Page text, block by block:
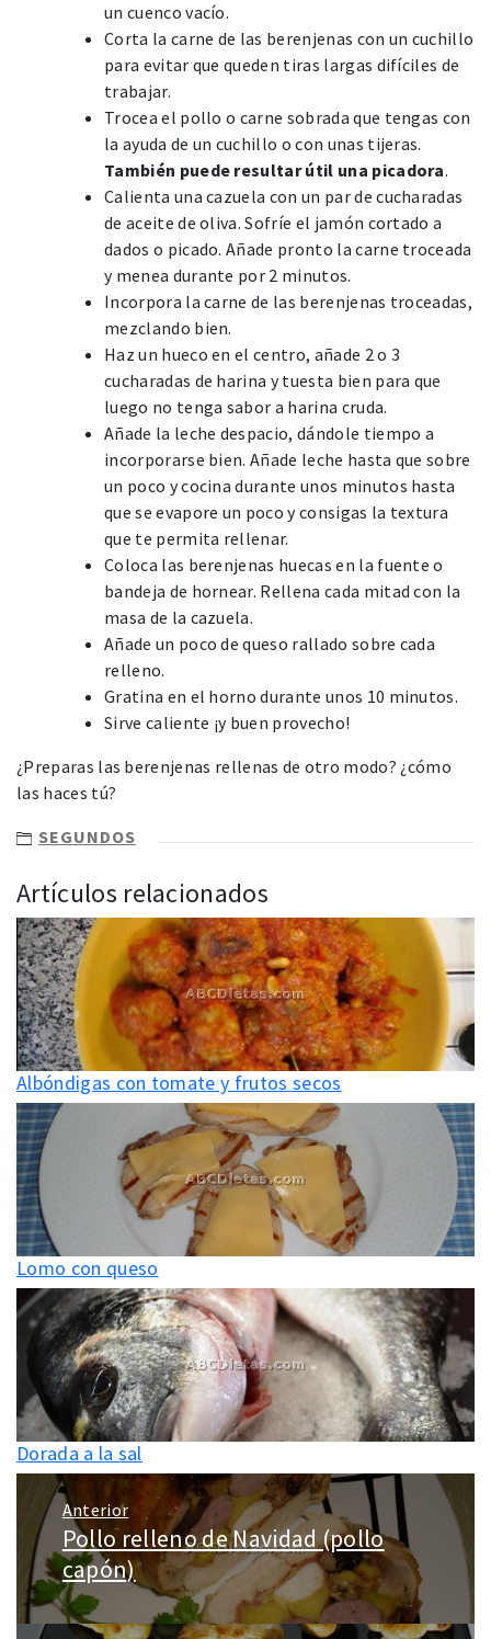
un cuenco vacío.
Corta la carne de las berenjenas con un cuchillo
para evitar que queden tiras largas difíciles de
trabajar.
Trocea el pollo o carne sobrada que tengas con
la ayuda de un cuchillo o con unas tijeras.
También puede resultar útil una picadora.
Calienta una cazuela con un par de cucharadas
de aceite de oliva. Sofríe el jamón cortado a
dados o picado. Añade pronto la carne troceada
y menea durante por 2 minutos.
Incorpora la carne de las berenjenas troceadas,
mezclando bien.
Haz un hueco en el centro, añade 2 o 3
cucharadas de harina y tuesta bien para que
luego no tenga sabor a harina cruda.
Añade la leche despacio, dándole tiempo a
incorporarse bien. Añade leche hasta que sobre
un poco y cocina durante unos minutos hasta
que se evapore un poco y consigas la textura
que te permita rellenar.
Coloca las berenjenas huecas en la fuente o
bandeja de hornear. Rellena cada mitad con la
masa de la cazuela.
Añade un poco de queso rallado sobre cada
relleno.
Gratina en el horno durante unos 10 minutos.
Sirve caliente ¡y buen provecho!
¿Preparas las berenjenas rellenas de otro modo? ¿cómo
las haces tú?
SEGUNDOS
Artículos relacionados
Albóndigas con tomate y frutos secos
Lomo con queso
Dorada a la sal
Navegación
de
entradas
Anterior
Entrada
anterior:
Pollo relleno de Navidad (pollo
capón)